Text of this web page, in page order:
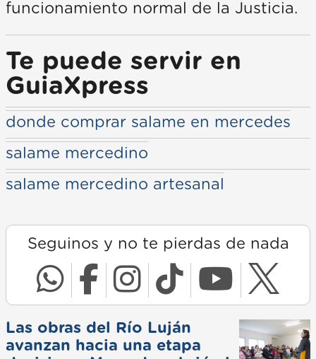
funcionamiento normal de la Justicia.
Te puede servir en
GuiaXpress
donde comprar salame en mercedes
salame mercedino
salame mercedino artesanal
Seguinos y no te pierdas de nada
Las obras del Río Luján
avanzan hacia una etapa